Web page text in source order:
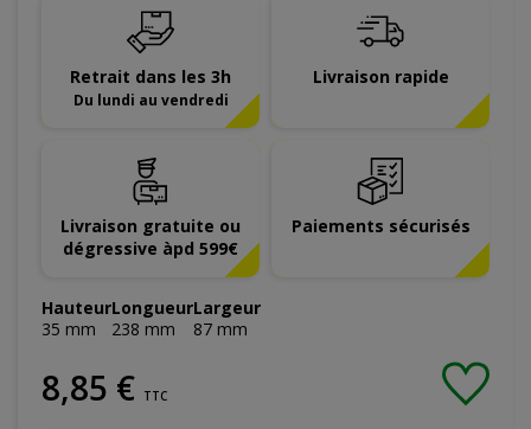
Retrait dans les 3h
Du lundi au vendredi
Livraison rapide
Livraison gratuite ou
dégressive àpd 599€
Paiements sécurisés
Hauteur
35 mm
Longueur
238 mm
Largeur
87 mm
8,85 € TTC